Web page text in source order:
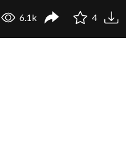
6.1k 4